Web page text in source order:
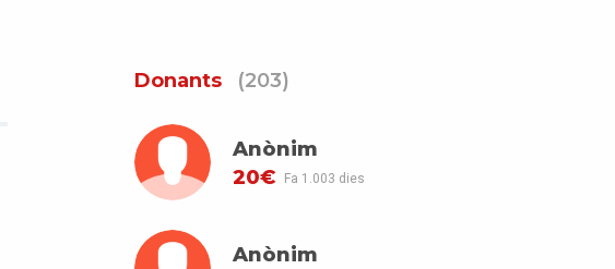
Donants (203)
Anònim
20€
Fa 1.003 dies
Anònim